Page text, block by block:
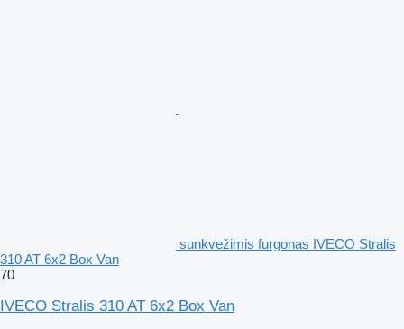
sunkvežimis furgonas IVECO Stralis
310 AT 6x2 Box Van
70
IVECO Stralis 310 AT 6x2 Box Van